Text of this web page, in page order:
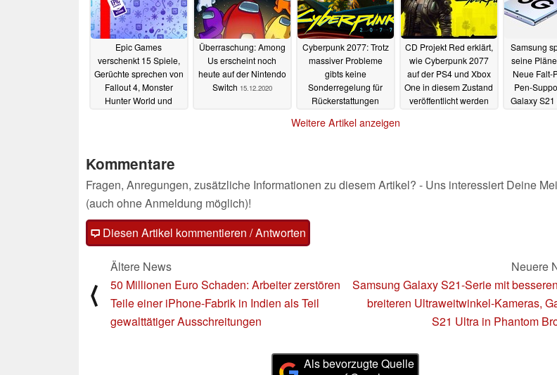
Epic Games
verschenkt 15 Spiele,
Gerüchte sprechen von
Fallout 4, Monster
Hunter World und
Überraschung: Among
Us erscheint noch
heute auf der Nintendo
Switch 15.12.2020
Cyberpunk 2077: Trotz
massiver Probleme
gibts keine
Sonderregelung für
Rückerstattungen
CD Projekt Red erklärt,
wie Cyberpunk 2077
auf der PS4 und Xbox
One in diesem Zustand
veröffentlicht werden
Samsung
seine
Neue Falt-
Pen-
Galaxy
Weitere Artikel anzeigen
Kommentare
Fragen, Anregungen, zusätzliche Informationen zu diesem Artikel? - Uns interessiert Deine
(auch ohne Anmeldung möglich)!
Diesen Artikel kommentieren / Antworten
⟨
Ältere News
50 Millionen Euro Schaden: Arbeiter zerstören
Teile einer iPhone-Fabrik in Indien als Teil
gewalttätiger Ausschreitungen
Neuere
Samsung Galaxy S21-Serie mit
breiteren Ultraweitwinkel-Kameras,
S21 Ultra in Phantom
Als bevorzugte Quelle